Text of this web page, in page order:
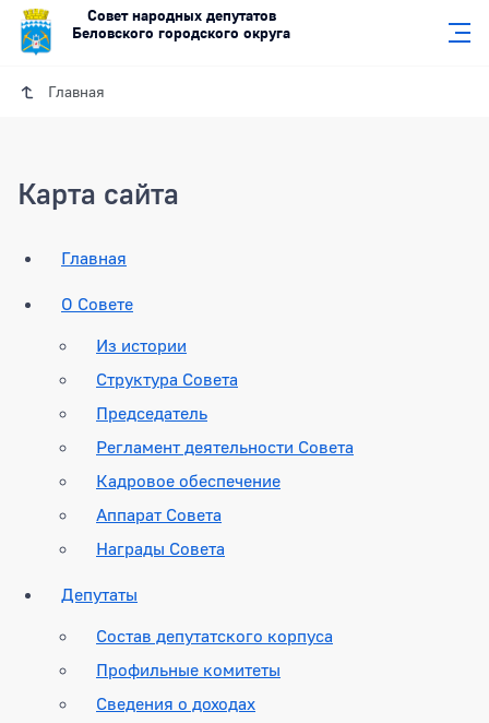
Совет народных депутатов
Беловского городского округа
Главная
Карта сайта
Главная
О Совете
Из истории
Структура Совета
Председатель
Регламент деятельности Совета
Кадровое обеспечение
Аппарат Совета
Награды Совета
Депутаты
Состав депутатского корпуса
Профильные комитеты
Сведения о доходах